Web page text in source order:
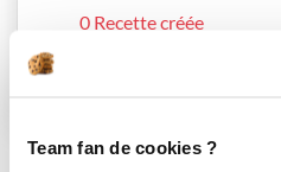
Team fan de cookies ?
0 Recette créée